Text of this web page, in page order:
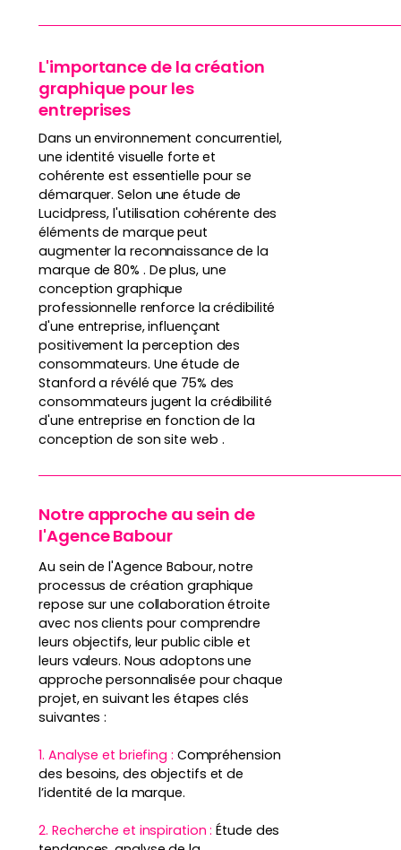
L'importance de la création
graphique pour les
entreprises
Dans un environnement concurrentiel,
une identité visuelle forte et
cohérente est essentielle pour se
démarquer. Selon une étude de
Lucidpress, l'utilisation cohérente des
éléments de marque peut
augmenter la reconnaissance de la
marque de 80% . De plus, une
conception graphique
professionnelle renforce la crédibilité
d'une entreprise, influençant
positivement la perception des
consommateurs. Une étude de
Stanford a révélé que 75% des
consommateurs jugent la crédibilité
d'une entreprise en fonction de la
conception de son site web .
Notre approche au sein de
l'Agence Babour
Au sein de l'Agence Babour, notre
processus de création graphique
repose sur une collaboration étroite
avec nos clients pour comprendre
leurs objectifs, leur public cible et
leurs valeurs. Nous adoptons une
approche personnalisée pour chaque
projet, en suivant les étapes clés
suivantes :
1. Analyse et briefing : Compréhension
des besoins, des objectifs et de
l’identité de la marque.
2. Recherche et inspiration : Étude des